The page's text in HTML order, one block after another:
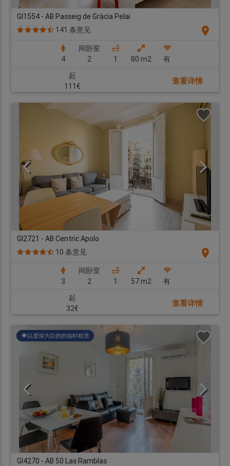
GI1554 - AB Passeig de Gràcia Pelai
141 条意见
location_on
4
间卧室
2
1 80 m2
有
起
111€
查看详情
GI2721 - AB Centric Apolo
10 条意见
location_on
3
间卧室
2
1 57 m2
有
起
32€
查看详情
以度假为目的的临时租赁
GI4270 - AB 50 Las Ramblas